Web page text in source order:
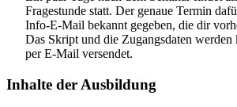
Fragestunde statt. Der genaue Termin
Info-E-Mail bekannt gegeben, die dir
Das Skript und die Zugangsdaten
per E-Mail versendet.
Inhalte der Ausbildung